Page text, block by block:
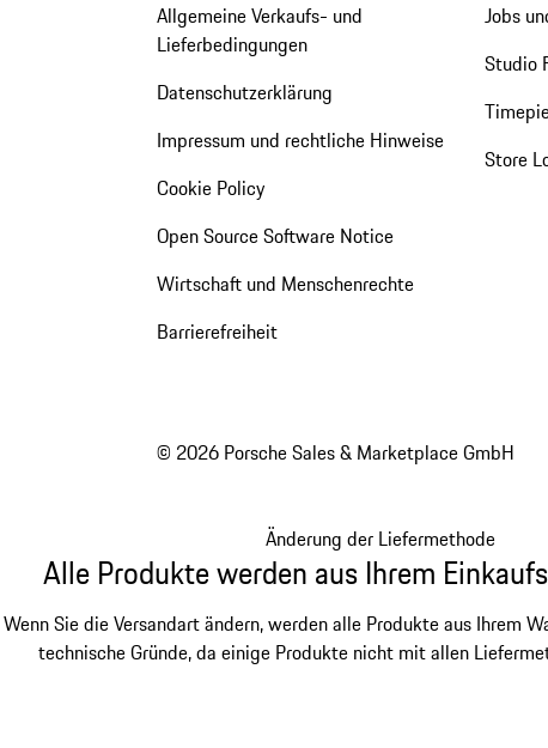
Allgemeine Verkaufs- und
Lieferbedingungen
Datenschutzerklärung
Impressum und rechtliche Hinweise
Cookie Policy
Open Source Software Notice
Wirtschaft und Menschenrechte
Barrierefreiheit
Jobs
Studio
Store
© 2026 Porsche Sales & Marketplace GmbH
Änderung der Liefermethode
Alle Produkte werden aus Ihrem
Wenn Sie die Versandart ändern, werden alle Produkte aus Ihrem
technische Gründe, da einige Produkte nicht mit allen